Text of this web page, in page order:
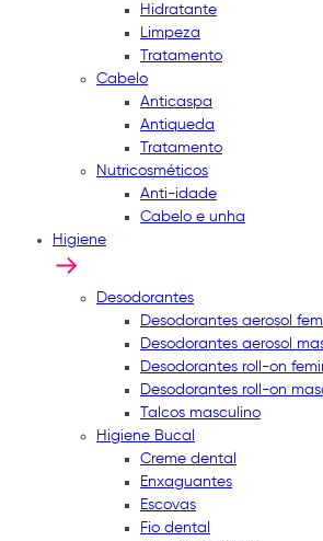
Hidratante
Limpeza
Tratamento
Cabelo
Anticaspa
Antiqueda
Tratamento
Nutricosméticos
Anti-idade
Cabelo e unha
Higiene
Desodorantes
Desodorantes aerosol
Desodorantes aerosol
Desodorantes roll-on
Desodorantes roll-on
Talcos masculino
Higiene Bucal
Creme dental
Enxaguantes
Escovas
Fio dental